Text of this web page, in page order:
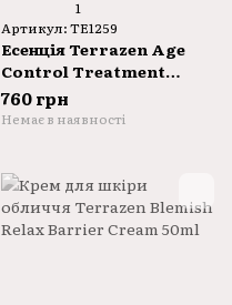
1
Артикул: TE1259
Есенція Terrazen Age
Control Treatment
Essence 150ml
760 грн
Немає в наявності